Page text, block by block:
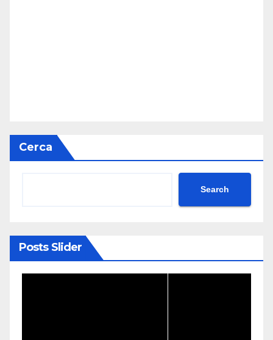
Cerca
Search
Posts Slider